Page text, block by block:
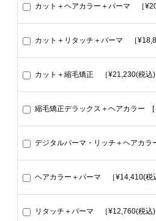
カット＋ヘアカラー＋パーマ ［
カット＋リタッチ＋パーマ ［
カット＋縮毛矯正 ［¥21,230(税込)
縮毛矯正デラックス＋ヘアカラー [
デジタルパーマ・リッチ＋ヘアカ
ヘアカラー＋パーマ ［¥14,410(税
リタッチ＋パーマ ［¥12,760(税込)